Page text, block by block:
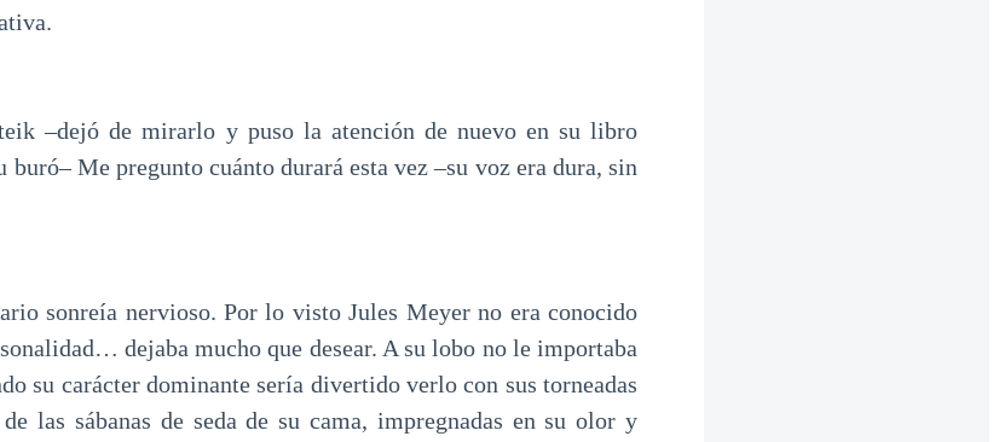
–dejó de mirarlo y puso la atención de nuevo en su libro
buró– Me pregunto cuánto durará esta vez –su voz era dura, sin
sonreía nervioso. Por lo visto Jules Meyer no era conocido
dejaba mucho que desear. A su lobo no le importaba
su carácter dominante sería divertido verlo con sus torneadas
las sábanas de seda de su cama, impregnadas en su olor y